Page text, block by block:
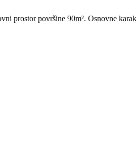
prostor površine 90m². Osnovne